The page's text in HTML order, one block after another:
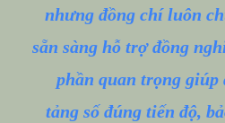
nhưng đồng chí luôn
sẵn sàng hỗ trợ đồng
phần quan trọng
tảng số đúng tiến độ,